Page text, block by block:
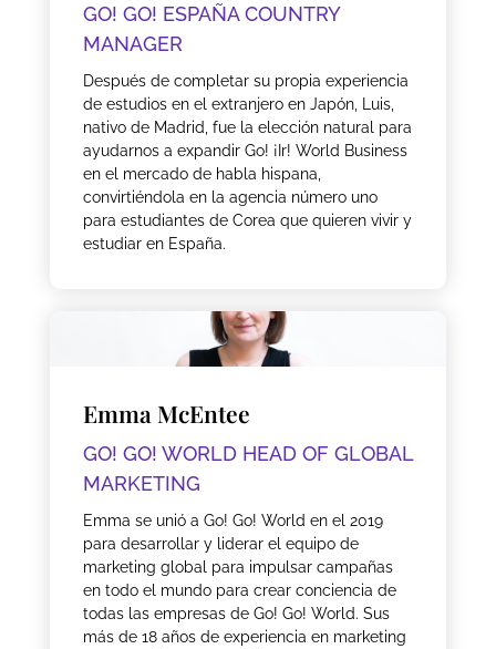
GO! GO! ESPAÑA COUNTRY
MANAGER
Después de completar su propia experiencia
de estudios en el extranjero en Japón, Luis,
nativo de Madrid, fue la elección natural para
ayudarnos a expandir Go! ¡Ir! World Business
en el mercado de habla hispana,
convirtiéndola en la agencia número uno
para estudiantes de Corea que quieren vivir y
estudiar en España.
Emma McEntee
GO! GO! WORLD HEAD OF GLOBAL
MARKETING
Emma se unió a Go! Go! World en el 2019
para desarrollar y liderar el equipo de
marketing global para impulsar campañas
en todo el mundo para crear conciencia de
todas las empresas de Go! Go! World. Sus
más de 18 años de experiencia en marketing